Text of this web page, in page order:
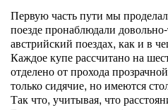
Первую часть пути мы
поезде пронаблюдали
австрийский поездах, как и в
Каждое купе рассчитано на
отделено от прохода
только сидячие, но имеются
Так что, учитывая, что